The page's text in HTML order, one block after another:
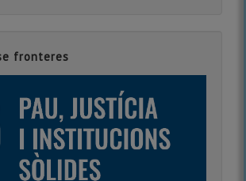
fronteres